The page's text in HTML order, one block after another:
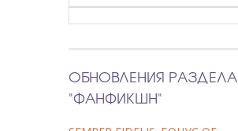
ОБНОВЛЕНИЯ РАЗДЕЛА
"ФАНФИКШН"